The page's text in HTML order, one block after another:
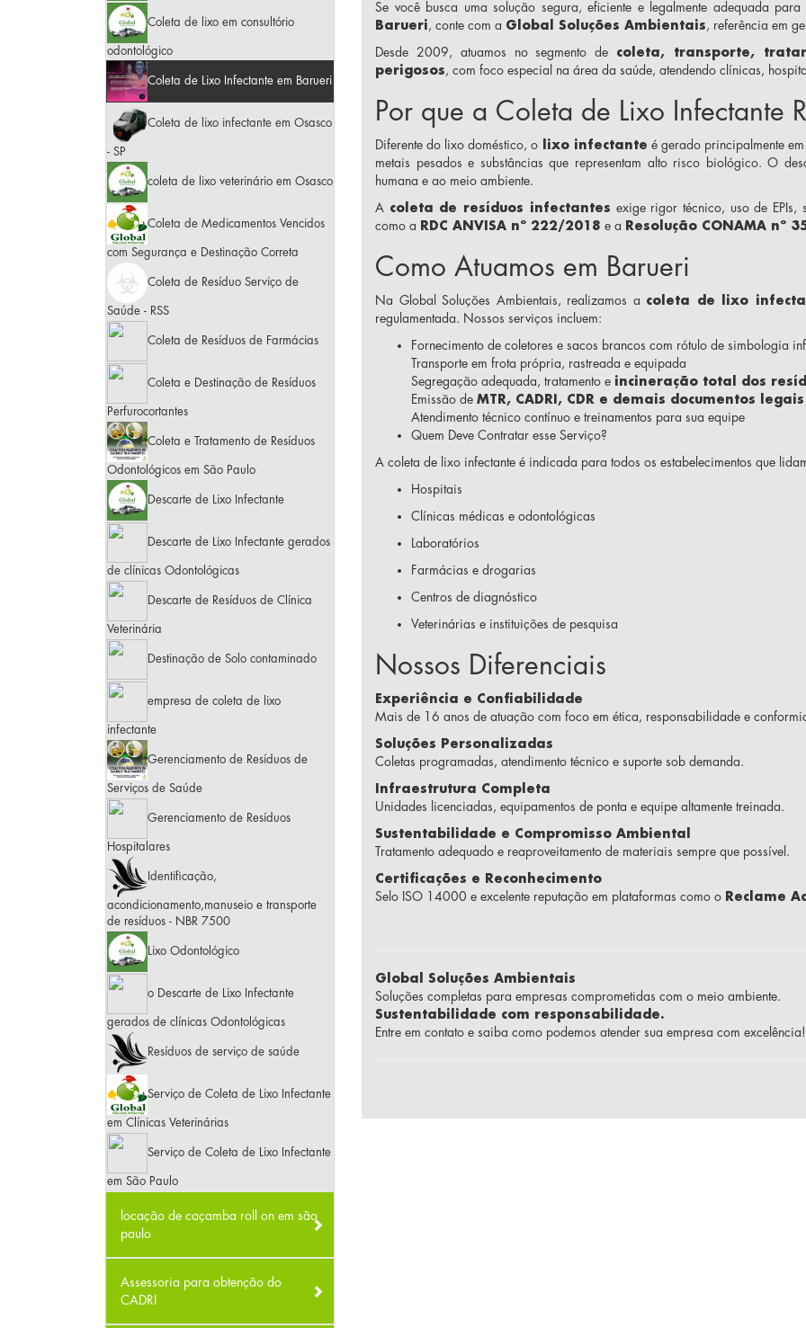
Coleta de lixo em consultório
odontológico
Coleta de Lixo Infectante em Barueri
Coleta de lixo infectante em Osasco
- SP
coleta de lixo veterinário em Osasco
Coleta de Medicamentos Vencidos
com Segurança e Destinação Correta
Coleta de Resíduo Serviço de
Saúde - RSS
Coleta de Resíduos de Farmácias
Coleta e Destinação de Resíduos
Perfurocortantes
Coleta e Tratamento de Resíduos
Odontológicos em São Paulo
Descarte de Lixo Infectante
Descarte de Lixo Infectante gerados
de clínicas Odontológicas
Descarte de Resíduos de Clínica
Veterinária
Destinação de Solo contaminado
empresa de coleta de lixo
infectante
Gerenciamento de Resíduos de
Serviços de Saúde
Gerenciamento de Resíduos
Hospitalares
Identificação,
acondicionamento,manuseio e transporte
de resíduos - NBR 7500
Lixo Odontológico
o Descarte de Lixo Infectante
gerados de clínicas Odontológicas
Resíduos de serviço de saúde
Serviço de Coleta de Lixo Infectante
em Clínicas Veterinárias
Serviço de Coleta de Lixo Infectante
em São Paulo
locação de caçamba roll on em são
paulo
Assessoria para obtenção do
CADRI
Se você busca uma solução segura, eficiente e legalmente adequada para
Barueri , conte com a Global Soluções Ambientais , referência em
Desde 2009, atuamos no segmento de coleta, transporte,
perigosos , com foco especial na área da saúde, atendendo clínicas,
Por que a Coleta de Lixo Infectante
Diferente do lixo doméstico, o lixo infectante é gerado principalmente
metais pesados e substâncias que representam alto risco biológico. O
humana e ao meio ambiente.
A coleta de resíduos infectantes exige rigor técnico, uso de EPIs,
como a RDC ANVISA nº 222/2018 e a Resolução CONAMA nº
Como Atuamos em Barueri
Na Global Soluções Ambientais, realizamos a coleta de lixo
regulamentada. Nossos serviços incluem:
Fornecimento de coletores e sacos brancos com rótulo de simbologia
Transporte em frota própria, rastreada e equipada
Segregação adequada, tratamento e incineração total dos
Emissão de MTR, CADRI, CDR e demais documentos legais
Atendimento técnico contínuo e treinamentos para sua equipe
Quem Deve Contratar esse Serviço?
A coleta de lixo infectante é indicada para todos os estabelecimentos que
Hospitais
Clínicas médicas e odontológicas
Laboratórios
Farmácias e drogarias
Centros de diagnóstico
Veterinárias e instituições de pesquisa
Nossos Diferenciais
Experiência e Confiabilidade
Mais de 16 anos de atuação com foco em ética, responsabilidade e
Soluções Personalizadas
Coletas programadas, atendimento técnico e suporte sob demanda.
Infraestrutura Completa
Unidades licenciadas, equipamentos de ponta e equipe altamente treinada.
Sustentabilidade e Compromisso Ambiental
Tratamento adequado e reaproveitamento de materiais sempre que possível.
Certificações e Reconhecimento
Selo ISO 14000 e excelente reputação em plataformas como o Reclame
Global Soluções Ambientais
Soluções completas para empresas comprometidas com o meio ambiente.
Sustentabilidade com responsabilidade.
Entre em contato e saiba como podemos atender sua empresa com excelência!